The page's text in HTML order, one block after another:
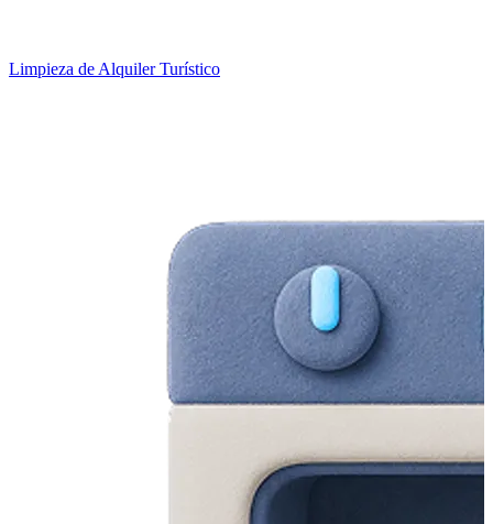
Limpieza de Alquiler Turístico